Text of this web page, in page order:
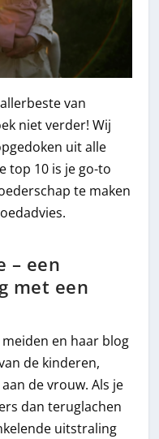
van
niet verder! Wij
uit alle
top 10 is je go-to
te maken
– een
met een
en haar blog
de kinderen,
de vrouw. Als je
dan teruglachen
uitstraling